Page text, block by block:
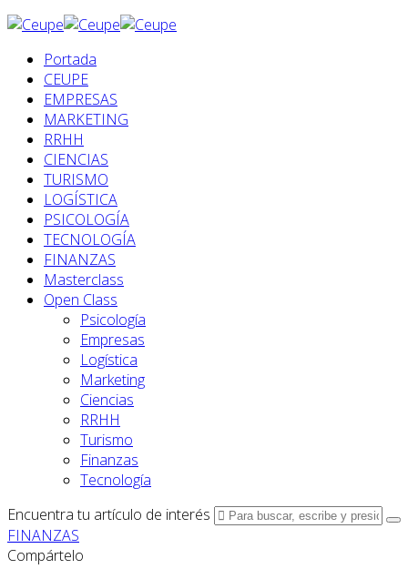
Portada
CEUPE
EMPRESAS
MARKETING
RRHH
CIENCIAS
TURISMO
LOGÍSTICA
PSICOLOGÍA
TECNOLOGÍA
FINANZAS
Masterclass
Open Class
Psicología
Empresas
Logística
Marketing
Ciencias
RRHH
Turismo
Finanzas
Tecnología
Encuentra tu artículo de interés
FINANZAS
Compártelo